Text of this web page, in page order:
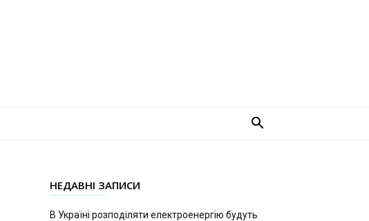
НЕДАВНІ ЗАПИСИ
В Україні розподіляти електроенергію будуть